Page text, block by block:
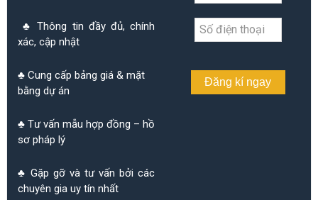
♣ Thông tin đầy đủ, chính
xác, cập nhật
♣ Cung cấp bảng giá & mặt
bằng dự án
♣ Tư vấn mẫu hợp đồng – hồ
sơ pháp lý
♣ Gặp gỡ và tư vấn bởi các
chuyên gia uy tín nhất
Đăng kí ngay